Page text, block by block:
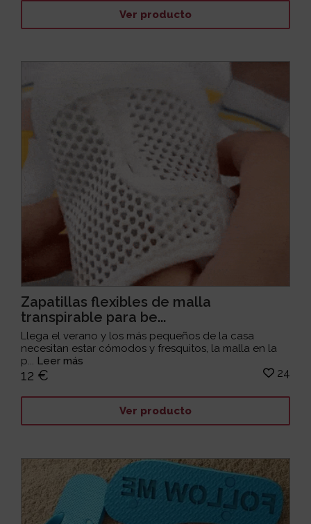
Ver producto
Zapatillas flexibles de malla
transpirable para be...
Llega el verano y los más pequeños de la casa
necesitan estar cómodos y fresquitos, la malla en la
p... Leer más
12 € 24
Ver producto